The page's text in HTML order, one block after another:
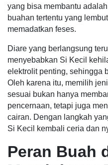
yang bisa membantu
buahan tertentu yang
memadatkan feses.
Diare yang berlangsung
menyebabkan Si Kecil
elektrolit penting, sehingga
Oleh karena itu, memilih
sesuai bukan hanya
pencernaan, tetapi juga
cairan. Dengan langkah
Si Kecil kembali ceria dan
Peran Buah